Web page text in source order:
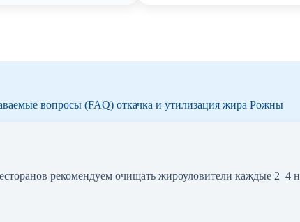
вопросы (FAQ) откачка и утилизация жира Рожны
рекомендуем очищать жироуловители каждые 2–4